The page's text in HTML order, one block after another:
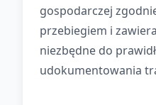
gospodarczej
przebiegiem i
niezbędne do
udokumentowania